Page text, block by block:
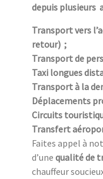
depuis plusieurs
Transport vers
retour) ;
Transport de
Taxi longues
Transport à la
Déplacements
Circuits
Transfert
Faites appel à
d’une qualité de
chauffeur